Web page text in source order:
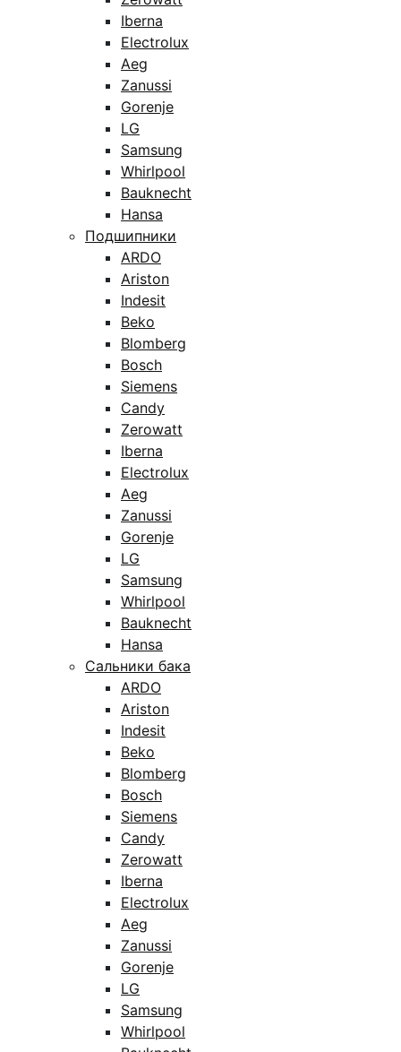
Iberna
Electrolux
Aeg
Zanussi
Gorenje
LG
Samsung
Whirlpool
Bauknecht
Hansa
Подшипники
ARDO
Ariston
Indesit
Beko
Blomberg
Bosch
Siemens
Candy
Zerowatt
Iberna
Electrolux
Aeg
Zanussi
Gorenje
LG
Samsung
Whirlpool
Bauknecht
Hansa
Сальники бака
ARDO
Ariston
Indesit
Beko
Blomberg
Bosch
Siemens
Candy
Zerowatt
Iberna
Electrolux
Aeg
Zanussi
Gorenje
LG
Samsung
Whirlpool